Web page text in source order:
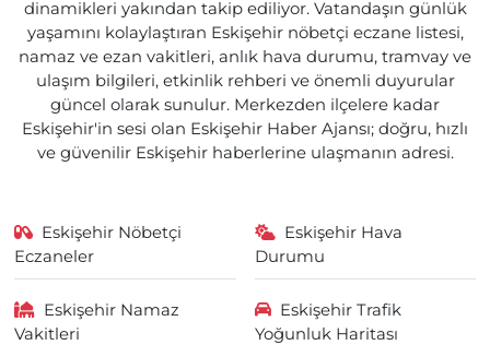
dinamikleri yakından takip ediliyor. Vatandaşın günlük
yaşamını kolaylaştıran Eskişehir nöbetçi eczane listesi,
namaz ve ezan vakitleri, anlık hava durumu, tramvay ve
ulaşım bilgileri, etkinlik rehberi ve önemli duyurular
güncel olarak sunulur. Merkezden ilçelere kadar
Eskişehir'in sesi olan Eskişehir Haber Ajansı; doğru, hızlı
ve güvenilir Eskişehir haberlerine ulaşmanın adresi.
Eskişehir Nöbetçi
Eczaneler
Eskişehir Hava
Durumu
Eskişehir Namaz
Vakitleri
Eskişehir Trafik
Yoğunluk Haritası